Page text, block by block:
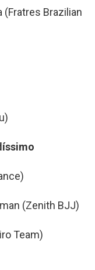
(Fratres Brazilian
(Zenith BJJ)
Team)